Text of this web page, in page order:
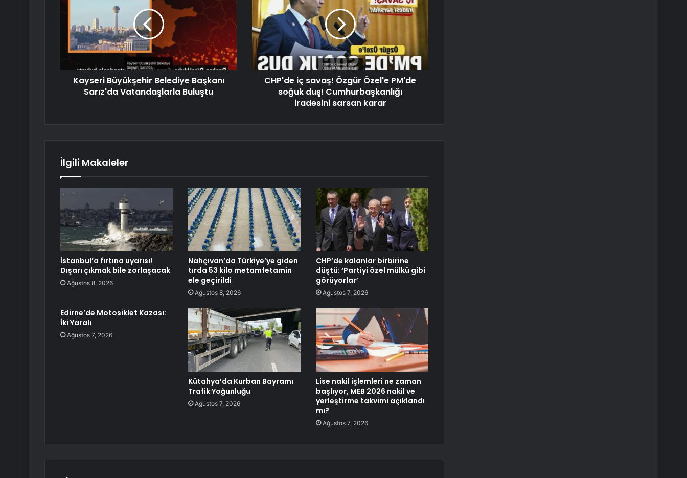
Kayseri Büyükşehir Belediye Başkanı
Sarız'da Vatandaşlarla Buluştu
CHP'de iç savaş! Özgür Özel'e PM'de
soğuk duş! Cumhurbaşkanlığı
iradesini sarsan karar
İlgili Makaleler
İstanbul’a fırtına uyarısı!
Dışarı çıkmak bile zorlaşacak
Ağustos 8, 2026
Nahçıvan’da Türkiye’ye giden
tırda 53 kilo metamfetamin
ele geçirildi
Ağustos 8, 2026
CHP’de kalanlar birbirine
düştü: ‘Partiyi özel mülkü gibi
görüyorlar’
Ağustos 7, 2026
Edirne’de Motosiklet Kazası:
İki Yaralı
Ağustos 7, 2026
Kütahya’da Kurban Bayramı
Trafik Yoğunluğu
Ağustos 7, 2026
Lise nakil işlemleri ne zaman
başlıyor, MEB 2026 nakil ve
yerleştirme takvimi açıklandı
mı?
Ağustos 7, 2026